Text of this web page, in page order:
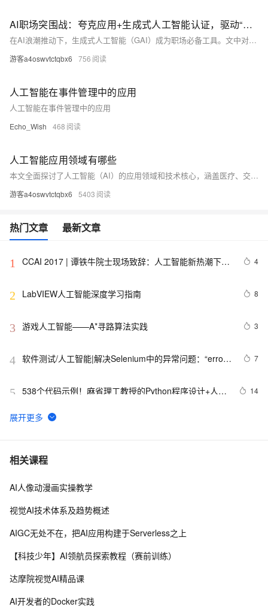
AI职场突围战：夸克应用+生成式人工智能认证，驱动“打工人”核心竞争力！
在AI浪潮推动下，生成式人工智能（GAI）成为职场必备工具。文中对比了夸克、豆包、DeepSeek和元宝四大AI应用，夸克以“超级入口”定位脱颖而出。同时，GAI认证为职场人士提供系统学习平台，与夸克结合助力职业发展。文章还探讨了职场人士如何通过加强学习、关注技术趋势及培养合规意识，在AI时代把握机遇。
游客a4oswvtctqbx6 756
人工智能在事件管理中的应用
人工智能在事件管理中的应用
Echo_Wish 468
人工智能应用领域有哪些
本文全面探讨了人工智能（AI）的应用领域和技术核心，涵盖医疗、交通、金融、教育、制造、零售等多个行业，并分析了AI技术的局限性及规避策略。同时，介绍了生成式人工智能认证项目的意义与展望。尽管AI发展面临数据依赖和算法可解释性等问题，但通过优化策略和经验验证，可推动其健康发展。未来，AI将在更多领域发挥重要作用，助力社会进步。
游客a4oswvtctqbx6 5403
热门文章 最新文章
1
CCAI 2017 | 谭铁牛院士现场致辞：人工智能新热潮下要
4
2 LabVIEW人工智能深度学习指南 8
3 游戏人工智能——A*寻路算法实践 3
4 软件测试/人工智能|解决Selenium中的异常问题：“error
7
5 538个代码示例！麻省理工教授的Python程序设计+人工
14
6 探索人工智能的伦理困境：我们如何确保AI的道德发展？
7 贾扬清：如何看待人工智能方向的重要问题？
8 人工智能在医学领域的应用
10云计算人工智能服务（阿里）|学习笔记
相关课程
AI人像动漫画实操教学
视觉AI技术体系及趋势概述
AIGC无处不在，把AI应用构建于Serverless之上
【科技少年】AI领航员探索教程（赛前训练）
达摩院视觉AI精品课
AI开发者的Docker实践